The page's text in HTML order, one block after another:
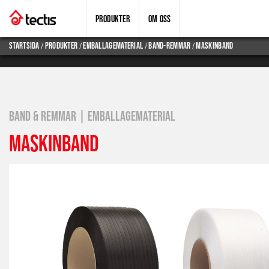
PRODUKTER OM OSS
Startsida/produkter/emballagematerial/band-remmar/maskinband
BAND & REMMAR | EMBALLAGEMATERIAL
MASKINBAND